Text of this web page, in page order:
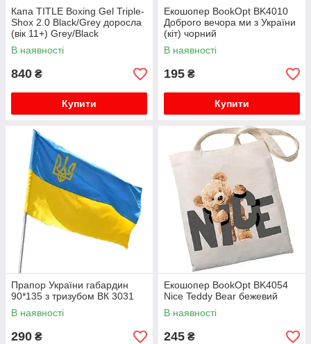
Капа TITLE Boxing Gel Triple-
Shox 2.0 Black/Grey доросла
(вік 11+) Grey/Black
В наявності
840 ₴
Купити
Екошопер BookOpt BK4010
Доброго вечора ми з України
(кіт) чорний
В наявності
195 ₴
Купити
Прапор України габардин
90*135 з тризубом ВК 3031
В наявності
290 ₴
Екошопер BookOpt BK4054
Nice Teddy Bear бежевий
В наявності
245 ₴